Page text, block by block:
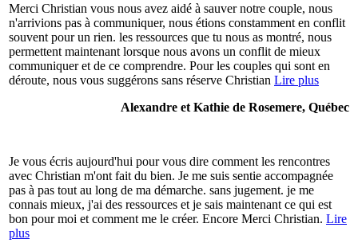
Merci Christian vous nous avez aidé à sauver notre couple, nous
n'arrivions pas à communiquer, nous étions constamment en conflit
souvent pour un rien. les ressources que tu nous as montré, nous
permettent maintenant lorsque nous avons un conflit de mieux
communiquer et de ce comprendre. Pour les couples qui sont en
déroute, nous vous suggérons sans réserve Christian Lire plus
Alexandre et Kathie de Rosemere, Québec
Je vous écris aujourd'hui pour vous dire comment les rencontres
avec Christian m'ont fait du bien. Je me suis sentie accompagnée
pas à pas tout au long de ma démarche. sans jugement. je me
connais mieux, j'ai des ressources et je sais maintenant ce qui est
bon pour moi et comment me le créer. Encore Merci Christian. Lire
plus